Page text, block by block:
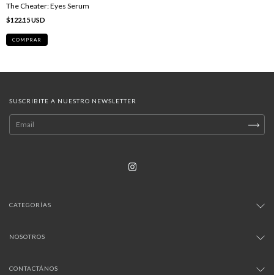
The Cheater: Eyes Serum
$122.15 USD
SUSCRIBITE A NUESTRO NEWSLETTER
CATEGORÍAS
NOSOTROS
CONTACTÁNOS